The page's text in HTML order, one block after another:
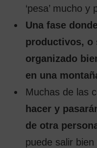
‘pesa’ mucho
Una fase
productivos, o
organizado
en una
Muchas de las
hacer y
de otra
puede salir